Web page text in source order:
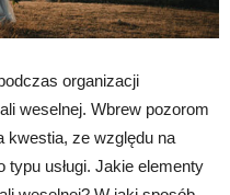
organizacji
weselnej. Wbrew pozorom
kwestia, ze względu na
usługi. Jakie elementy